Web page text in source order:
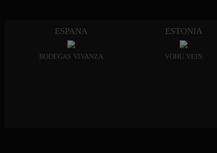
ESPANA
BODEGAS VIVANZA
ESTONIA
VOHU VEIN